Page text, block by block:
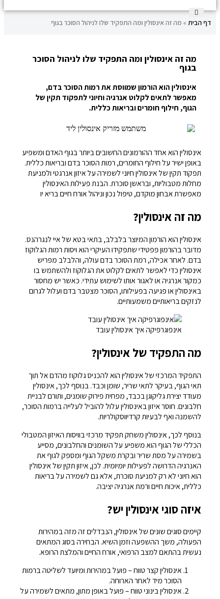
דף הבית » מה זה אינסולין ומה התפקיד שלו לניהול הסוכר בגוף
מה זה אינסולין ומה התפקיד שלו לניהול הסוכר
בגוף
אינסולין הוא הורמון שמווסת את רמות הסוכר בדם,
מאפשר לתאים לקלוט אנרגיה וחיוני לתפקוד תקין של
הגוף, חילוף חומרים ובריאות כללית.
אינסולין הוא אחד ההורמונים החשובים ביותר בגוף האדם ומשפיע
באופן ישיר על חילוף החומרים, רמות הסוכר בדם ובריאות כללית.
תפקוד תקין של אינסולין חיוני לשמירה על איזון אנרגטי ולמניעת
מחלות מטבוליות, ובראשן סוכרת. הבנת פעילות האינסולין
מאפשרת אבחון מוקדם, טיפול נכון וניהול אורח חיים בריא יו
מה זה אינסולין?
אינסולין הוא הורמון המיוצר בלבלב, בתאי בטא של איי לנגרהנס.
מדובר בהורמון פפטידי שתפקידו העיקרי הוא ויסות רמות הגלוקוז
בדם. לאחר אכילה, רמת הסוכר בדם עולה, והלבלב מפריש
אינסולין כדי לאפשר לתאים לקלוט את הגלוקוז ולהשתמש בו
כמקור אנרגיה או לאגור אותו לשימוש עתידי. כאשר יש מחסור
באינסולין או פגיעה בפעילותו, הסוכר מצטבר בדם ועלול לגרום
לנזקים בריאותיים משמעותיים.
אינפוגרפיקה איך אינסולין עובד
מה התפקיד של אינסולין?
התפקיד המרכזי של אינסולין הוא להכניס גלוקוז מהדם אל תוך
תאי הגוף, בעיקר לתאי שריר, שומן וכבד. בנוסף לכך, אינסולין
מעודד יצירת גליקוגן בכבד, מפחית פירוק שומנים, ותורם לבניית
חלבונים. חוסר איזון באינסולין עלול להוביל לעלייה ברמות הסוכר,
להשמנה ואף לבעיות קרדיווסקולריות.
בנוסף לכך, אינסולין משחק תפקיד מרכזי בוויסות האיזון המטבולי
הכללי של הגוף הוא משפיע על השומנים והחלבונים, מסייע
בשמירה על מסת שריר ובקרת משקל הגוף ומספק לגוף את
האנרגיה הדרושה לפעילות יומיומית. לכן, איזון תקין של אינסולין
הוא חיוני לא רק למניעת סוכרת, אלא גם לשמירה על בריאות
כללית, איכות חיים ורמת אנרגיה יציבה.
איזה סוגי אינסולין יש?
קיימים סוגים שונים של אינסולין, הנבדלים זה מזה במהירות
הפעולה, משך ההשפעה וזמן השיא. הבחירה בסוג המתאים
נעשית בהתאם למצב הרפואי, אורח החיים והמלצת הרופא.
אינסולין קצר טווח – פועל במהירות ומיועד לשליטה ברמות
הסוכר מיד לאחר הארוחה.
אינסולין בינוני טווח – פועל באופן מתון, מתאים לשמירה על